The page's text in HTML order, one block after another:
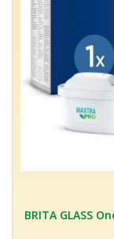
BRITA GLASS